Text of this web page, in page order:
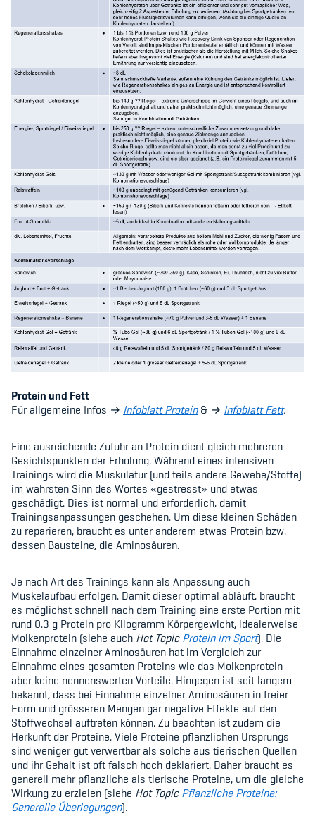
Protein und Fett
Für allgemeine Infos → Infoblatt Protein& → Infoblatt Fett.
Eine ausreichende Zufuhr an Protein dient gleich mehreren
Gesichtspunkten der Erholung. Während eines intensiven
Trainings wird die Muskulatur (und teils andere Gewebe/Stoffe)
im wahrsten Sinn des Wortes «gestresst» und etwas
geschädigt. Dies ist normal und erforderlich, damit
Trainingsanpassungen geschehen. Um diese kleinen Schäden
zu reparieren, braucht es unter anderem etwas Protein bzw.
dessen Bausteine, die Aminosäuren.
Je nach Art des Trainings kann als Anpassung auch
Muskelaufbau erfolgen. Damit dieser optimal abläuft, braucht
es möglichst schnell nach dem Training eine erste Portion mit
rund 0.3 g Protein pro Kilogramm Körpergewicht, idealerweise
Molkenprotein (siehe auch Hot TopicProtein im Sport). Die
Einnahme einzelner Aminosäuren hat im Vergleich zur
Einnahme eines gesamten Proteins wie das Molkenprotein
aber keine nennenswerten Vorteile. Hingegen ist seit langem
bekannt, dass bei Einnahme einzelner Aminosäuren in freier
Form und grösseren Mengen gar negative Effekte auf den
Stoffwechsel auftreten können. Zu beachten ist zudem die
Herkunft der Proteine. Viele Proteine pflanzlichen Ursprungs
sind weniger gut verwertbar als solche aus tierischen Quellen
und ihr Gehalt ist oft falsch hoch deklariert. Daher braucht es
generell mehr pflanzliche als tierische Proteine, um die gleiche
Wirkung zu erzielen (siehe Hot TopicPflanzliche Proteine:
Generelle Überlegungen).